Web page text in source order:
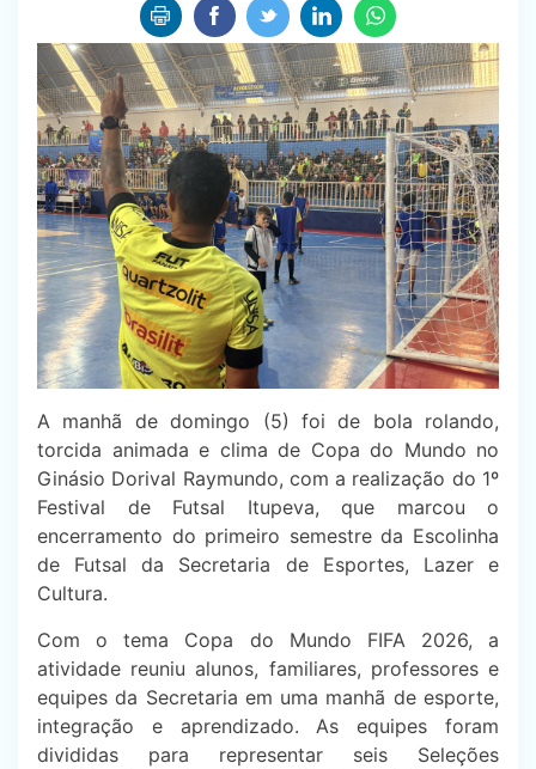
A manhã de domingo (5) foi de bola rolando,
torcida animada e clima de Copa do Mundo no
Ginásio Dorival Raymundo, com a realização do 1º
Festival de Futsal Itupeva, que marcou o
encerramento do primeiro semestre da Escolinha
de Futsal da Secretaria de Esportes, Lazer e
Cultura.
Com o tema Copa do Mundo FIFA 2026, a
atividade reuniu alunos, familiares, professores e
equipes da Secretaria em uma manhã de esporte,
integração e aprendizado. As equipes foram
divididas para representar seis Seleções